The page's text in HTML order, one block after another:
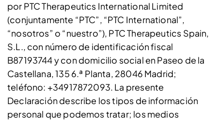
por PTC Therapeutics International Limited
(conjuntamente “PTC”, “PTC International”,
“nosotros” o “nuestro”), PTC Therapeutics Spain,
S.L., con número de identificación fiscal
B87193744 y con domicilio social en Paseo de la
Castellana, 135 6.ª Planta, 28046 Madrid;
teléfono: +34917872093. La presente
Declaración describe los tipos de información
personal que podemos tratar; los medios